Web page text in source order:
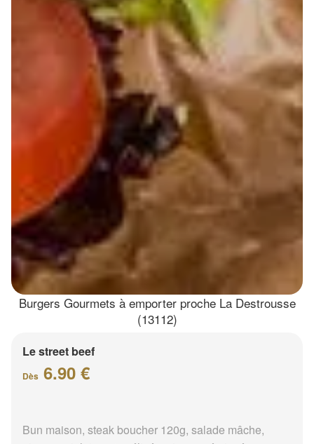
Burgers Gourmets à emporter proche La Destrousse
(13112)
Le street beef
Dès 6.90 €
Bun maison, steak boucher 120g, salade mâche,